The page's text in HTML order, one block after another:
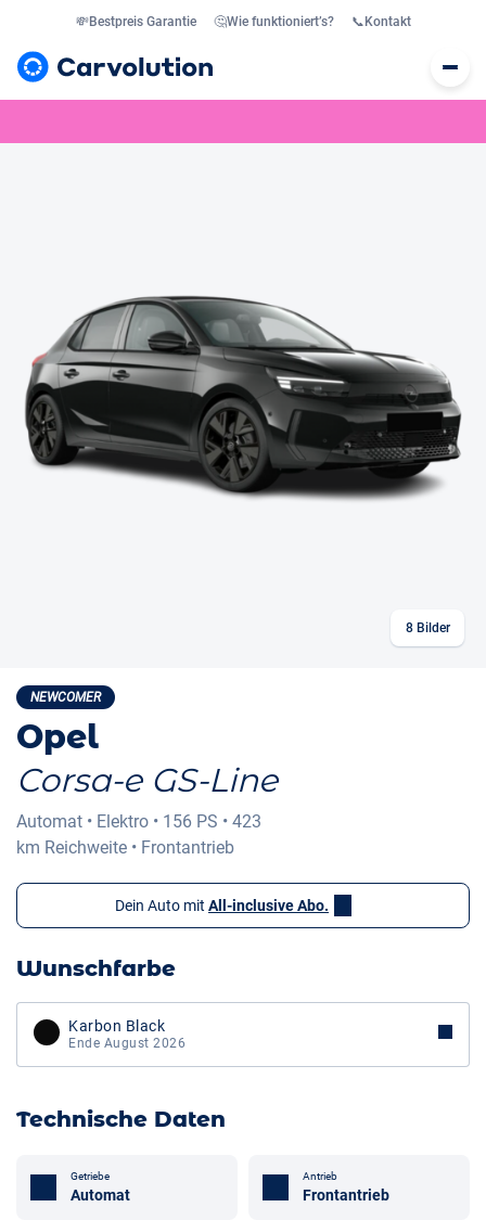
💸Bestpreis Garantie 🤔Wie funktioniert’s? 📞 Kontakt
8Bilder
NEWCOMER
Opel
Corsa-e GS-Line
Automat • Elektro • 156 PS • 423
km Reichweite • Frontantrieb
Dein Auto mit All-inclusive Abo.
Wunschfarbe
Karbon Black
Ende August 2026
Technische Daten
Getriebe
Automat
Antrieb
Frontantrieb